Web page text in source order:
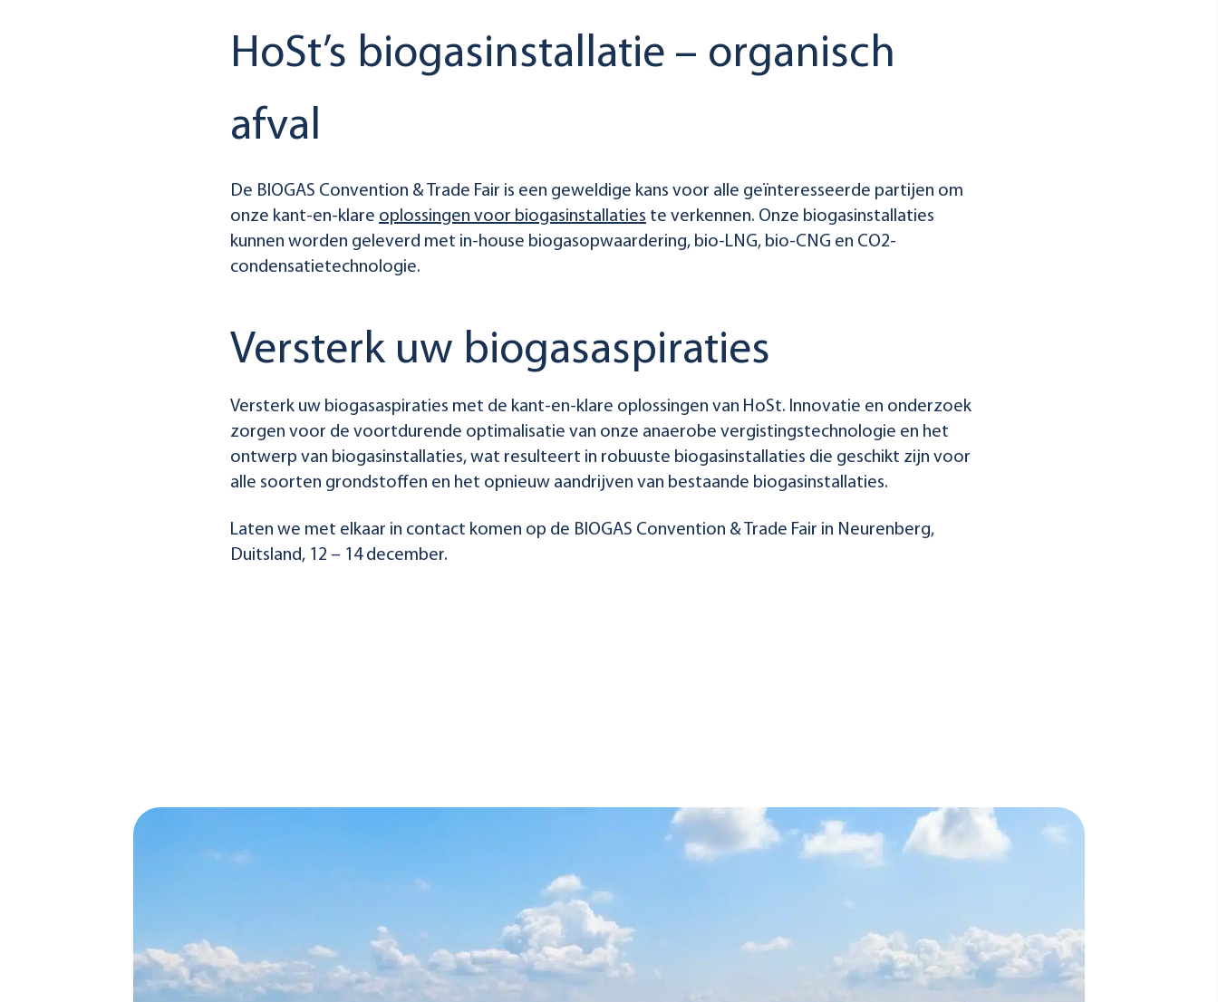
HoSt’s biogasinstallatie – organisch
afval
De BIOGAS Convention & Trade Fair is een geweldige kans voor alle geïnteresseerde partijen om
onze kant-en-klare oplossingen voor biogasinstallaties te verkennen. Onze biogasinstallaties
kunnen worden geleverd met in-house biogasopwaardering, bio-LNG, bio-CNG en CO2-
condensatietechnologie.
Versterk uw biogasaspiraties
Versterk uw biogasaspiraties met de kant-en-klare oplossingen van HoSt. Innovatie en onderzoek
zorgen voor de voortdurende optimalisatie van onze anaerobe vergistingstechnologie en het
ontwerp van biogasinstallaties, wat resulteert in robuuste biogasinstallaties die geschikt zijn voor
alle soorten grondstoffen en het opnieuw aandrijven van bestaande biogasinstallaties.
Laten we met elkaar in contact komen op de BIOGAS Convention & Trade Fair in Neurenberg,
Duitsland, 12 – 14 december.